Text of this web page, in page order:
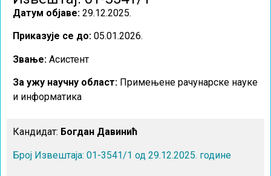
Датум објаве: 29.12.2025.
Приказује се до: 05.01.2026.
Звање: Асистент
За ужу научну област: Примењене рачунарске науке
и информатика
Кандидат: Богдан Давинић
Број Извештаја: 01-3541/1 од 29.12.2025. године